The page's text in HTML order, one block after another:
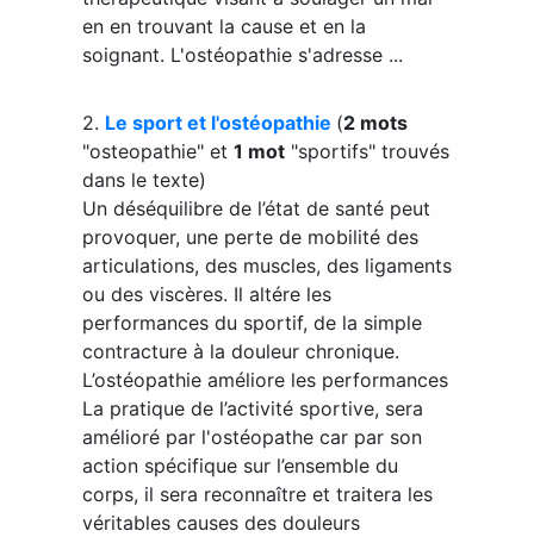
en en trouvant la cause et en la
soignant. L'ostéopathie s'adresse ...
2. Le sport et l'ostéopathie (2 mots
"osteopathie" et 1 mot "sportifs" trouvés
dans le texte)
Un déséquilibre de l’état de santé peut
provoquer, une perte de mobilité des
articulations, des muscles, des ligaments
ou des viscères. Il altére les
performances du sportif, de la simple
contracture à la douleur chronique.
L’ostéopathie améliore les performances
La pratique de l’activité sportive, sera
amélioré par l'ostéopathe car par son
action spécifique sur l’ensemble du
corps, il sera reconnaître et traitera les
véritables causes des douleurs